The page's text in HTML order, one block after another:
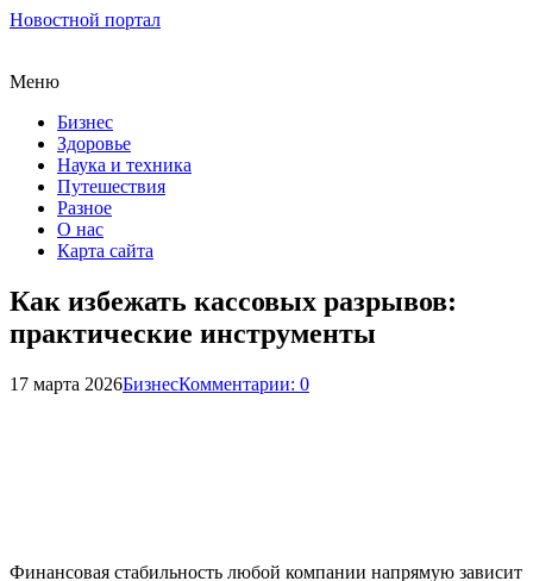
Новостной портал
Меню
Бизнес
Здоровье
Наука и техника
Путешествия
Разное
О нас
Карта сайта
Как избежать кассовых разрывов:
практические инструменты
17 марта 2026БизнесКомментарии: 0
Финансовая стабильность любой компании напрямую зависит